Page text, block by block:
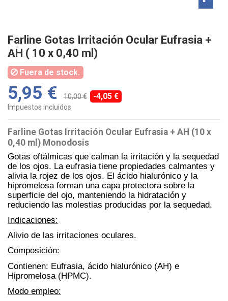
Farline Gotas Irritación Ocular Eufrasia +
AH ( 10 x 0,40 ml)
Fuera de stock.
5,95 € 10,00 € -4,05 €
Impuestos incluidos
Farline Gotas Irritación Ocular Eufrasia + AH (10 x
0,40 ml) Monodosis
Gotas oftálmicas que calman la irritación y la sequedad
de los ojos. La eufrasia tiene propiedades calmantes y
alivia la rojez de los ojos. El ácido hialurónico y la
hipromelosa forman una capa protectora sobre la
superficie del ojo, manteniendo la hidratación y
reduciendo las molestias producidas por la sequedad.
Indicaciones:
Alivio de las irritaciones oculares.
Composición:
Contienen: Eufrasia, ácido hialurónico (AH) e
Hipromelosa (HPMC).
Modo empleo: